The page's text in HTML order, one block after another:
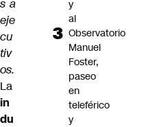
s a
eje
cu
tiv
os.
La
in
du
y
al
Observatorio
Manuel
Foster,
paseo
en
teleférico
y